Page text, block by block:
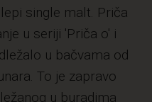
single malt. Priča
u seriji 'Priča o' i
u bačvama od
To je zapravo
u buradima